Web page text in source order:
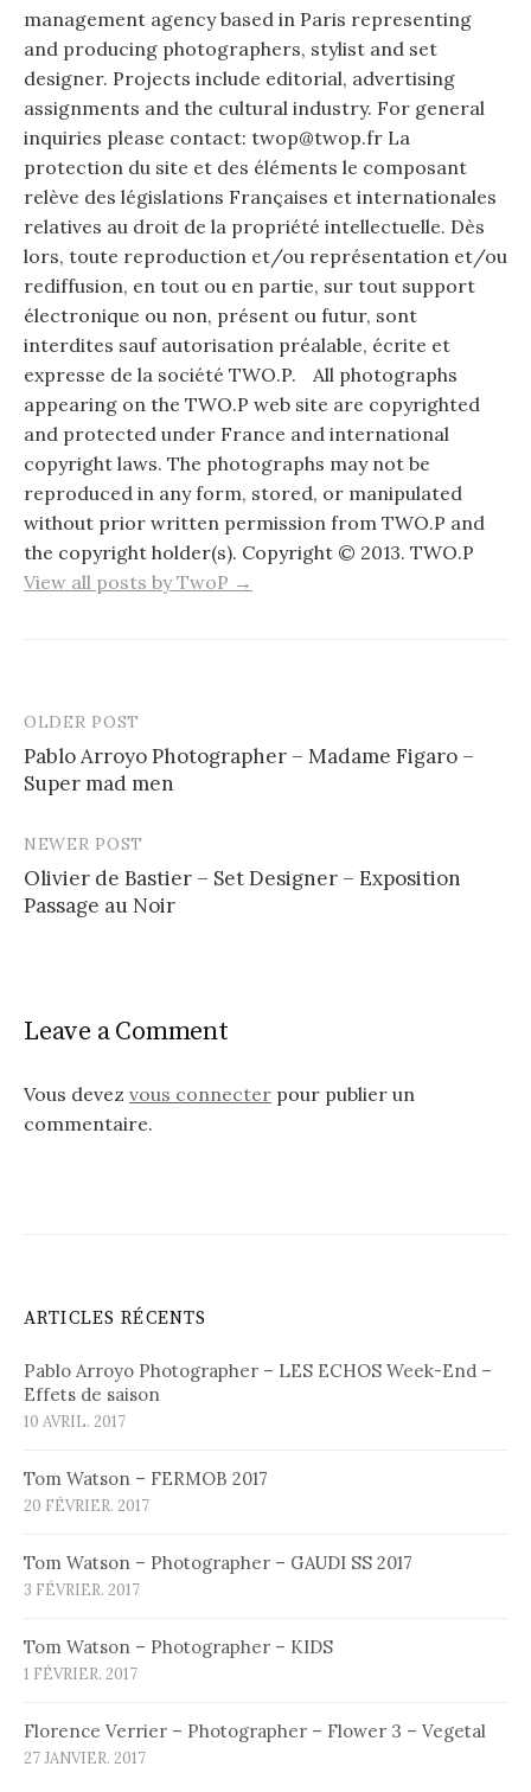
management agency based in Paris representing
and producing photographers, stylist and set
designer. Projects include editorial, advertising
assignments and the cultural industry. For general
inquiries please contact: twop@twop.fr La
protection du site et des éléments le composant
relève des législations Françaises et internationales
relatives au droit de la propriété intellectuelle. Dès
lors, toute reproduction et/ou représentation et/ou
rediffusion, en tout ou en partie, sur tout support
électronique ou non, présent ou futur, sont
interdites sauf autorisation préalable, écrite et
expresse de la société TWO.P. All photographs
appearing on the TWO.P web site are copyrighted
and protected under France and international
copyright laws. The photographs may not be
reproduced in any form, stored, or manipulated
without prior written permission from TWO.P and
the copyright holder(s). Copyright © 2013. TWO.P
View all posts by TwoP →
Post
navigation
OLDER POST
Pablo Arroyo Photographer – Madame Figaro –
Super mad men
NEWER POST
Olivier de Bastier – Set Designer – Exposition
Passage au Noir
Leave a Comment
Vous devez vous connecter pour publier un
commentaire.
ARTICLES RÉCENTS
Pablo Arroyo Photographer – LES ECHOS Week-End –
Effets de saison
10 AVRIL. 2017
Tom Watson – FERMOB 2017
20 FÉVRIER. 2017
Tom Watson – Photographer – GAUDI SS 2017
3 FÉVRIER. 2017
Tom Watson – Photographer – KIDS
1 FÉVRIER. 2017
Florence Verrier – Photographer – Flower 3 – Vegetal
27 JANVIER. 2017